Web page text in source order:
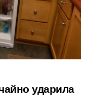
ударила